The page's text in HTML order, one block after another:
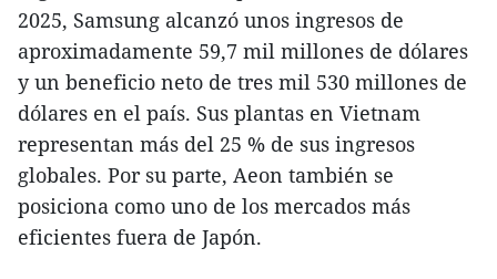
2025, Samsung alcanzó unos ingresos de
aproximadamente 59,7 mil millones de dólares
y un beneficio neto de tres mil 530 millones de
dólares en el país. Sus plantas en Vietnam
representan más del 25 % de sus ingresos
globales. Por su parte, Aeon también se
posiciona como uno de los mercados más
eficientes fuera de Japón.